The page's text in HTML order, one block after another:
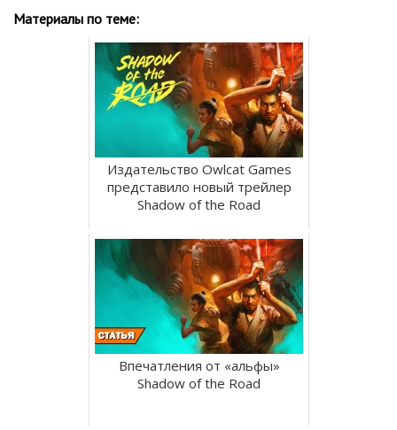
Материалы по теме:
Издательство Owlcat Games
представило новый трейлер
Shadow of the Road
Впечатления от «альфы»
Shadow of the Road